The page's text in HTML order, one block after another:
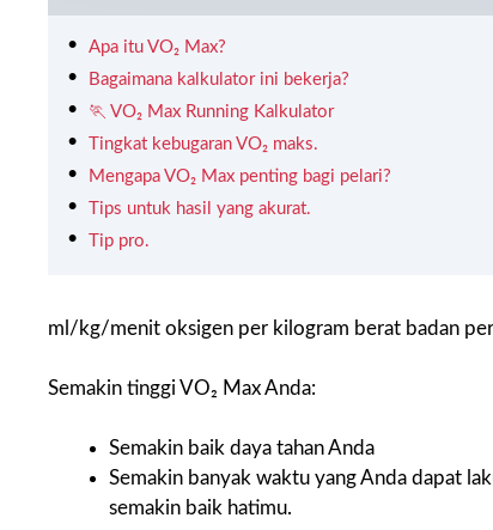
Apa itu VO₂ Max?
Bagaimana kalkulator ini bekerja?
🏃 VO₂ Max Running Kalkulator
Tingkat kebugaran VO₂ maks.
Mengapa VO₂ Max penting bagi pelari?
Tips untuk hasil yang akurat.
Tip pro.
ml/kg/menit oksigen per kilogram berat badan
Semakin tinggi VO₂ Max Anda:
Semakin baik daya tahan Anda
Semakin banyak waktu yang Anda dapat
semakin baik hatimu.